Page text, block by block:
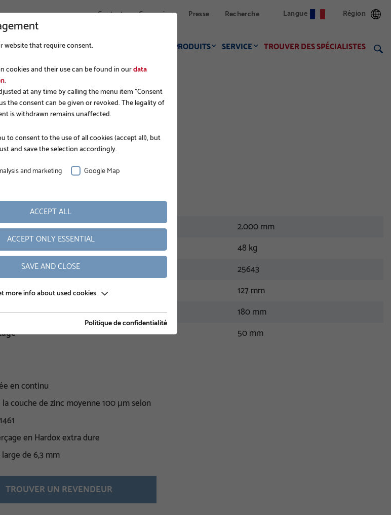
Contact Connexion Presse Recherche Langue Région
FONDATIONS PRODUITS SERVICE TROUVER DES SPÉCIALISTES
2.000 mm
48 kg
25643
127 mm
l’octogone
180 mm
50 mm
en continu
la couche de zinc moyenne 100 μm selon
en Hardox extra dure
de 6,3 mm
TROUVER UN REVENDEUR
website that require consent.
cookies and their use can be found in ourdata
.
at any time by calling the menu item "Consent
the consent can be given or revoked. The legality of
is withdrawn remains unaffected.
to consent to the use of all cookies (accept all), but
and save the selection accordingly.
and marketing
Google Map
ACCEPT ALL
ACCEPT ONLY ESSENTIAL
SAVE AND CLOSE
more info about used cookies
Politique de confidentialité